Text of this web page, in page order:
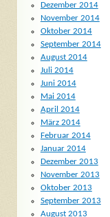
Dezember 2014
November 2014
Oktober 2014
September 2014
August 2014
Juli 2014
Juni 2014
Mai 2014
April 2014
März 2014
Februar 2014
Januar 2014
Dezember 2013
November 2013
Oktober 2013
September 2013
August 2013